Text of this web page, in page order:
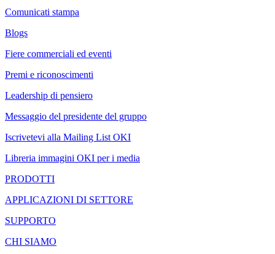
Comunicati stampa
Blogs
Fiere commerciali ed eventi
Premi e riconoscimenti
Leadership di pensiero
Messaggio del presidente del gruppo
Iscrivetevi alla Mailing List OKI
Libreria immagini OKI per i media
PRODOTTI
APPLICAZIONI DI SETTORE
SUPPORTO
CHI SIAMO